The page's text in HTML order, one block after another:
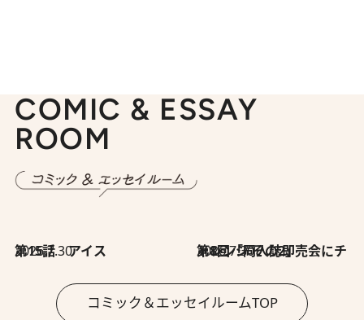
COMIC & ESSAY
ROOM
2026.7.30
第15話 アイス 2026.7.30
第8回「同人誌即売会にチャレンジ その2」
コミック＆エッセイルームTOP